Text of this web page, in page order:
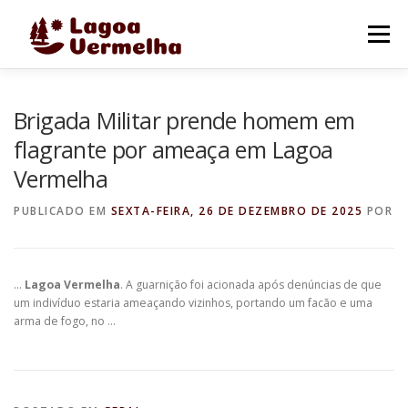
Menu
FALE CONOSCO
Brigada Militar prende homem em
flagrante por ameaça em Lagoa
Vermelha
PUBLICADO EM SEXTA-FEIRA, 26 DE DEZEMBRO DE 2025 POR
… Lagoa Vermelha. A guarnição foi acionada após denúncias de que
um indivíduo estaria ameaçando vizinhos, portando um facão e uma
arma de fogo, no …